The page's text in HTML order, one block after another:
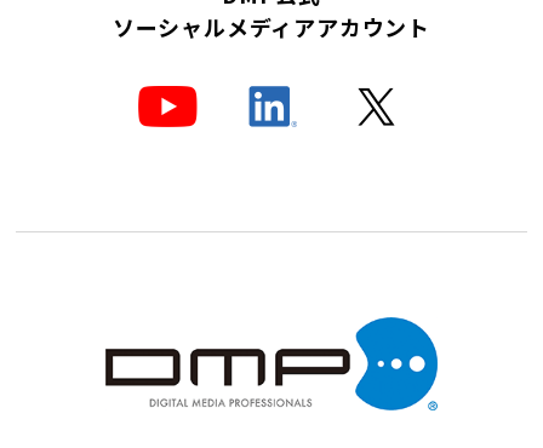
ソーシャルメディアアカウント